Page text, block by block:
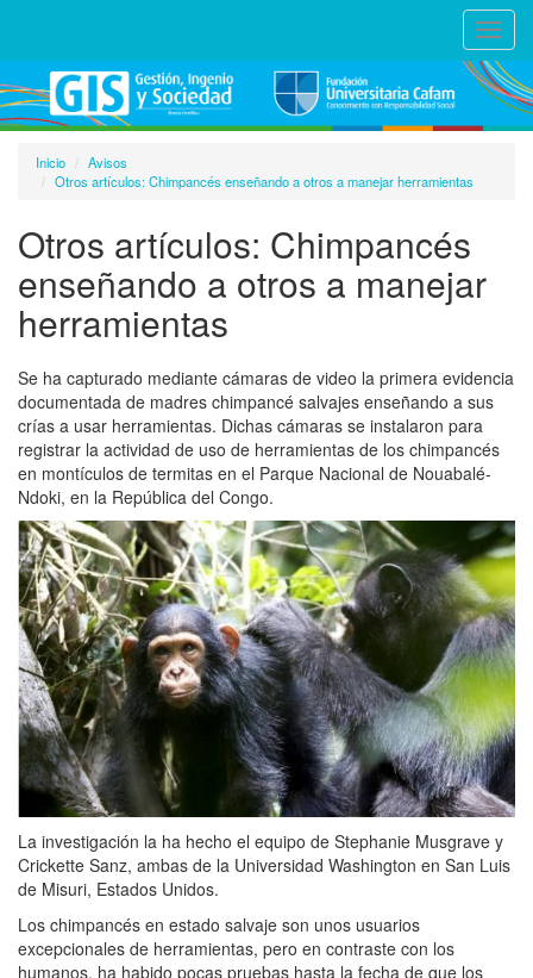
Inicio
Avisos
Otros artículos: Chimpancés enseñando a otros a manejar herramientas
Otros artículos: Chimpancés
enseñando a otros a manejar
herramientas
Se ha capturado mediante cámaras de video la primera evidencia
documentada de madres chimpancé salvajes enseñando a sus
crías a usar herramientas. Dichas cámaras se instalaron para
registrar la actividad de uso de herramientas de los chimpancés
en montículos de termitas en el Parque Nacional de Nouabalé-
Ndoki, en la República del Congo.
La investigación la ha hecho el equipo de Stephanie Musgrave y
Crickette Sanz, ambas de la Universidad Washington en San Luis
de Misuri, Estados Unidos.
Los chimpancés en estado salvaje son unos usuarios
excepcionales de herramientas, pero en contraste con los
humanos, ha habido pocas pruebas hasta la fecha de que los